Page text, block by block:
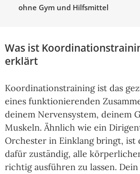
ohne Gym und Hilfsmittel
Was ist
erklärt
Koordinationstraining ist das
eines funktionierenden
deinem Nervensystem, deinem
Muskeln. Ähnlich wie ein
Orchester in Einklang bringt, ist
dafür zuständig, alle
richtig ausführen zu lassen.